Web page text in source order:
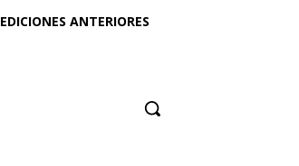
EDICIONES ANTERIORES